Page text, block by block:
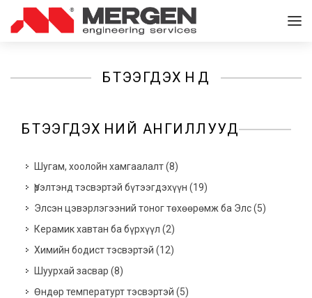
БҮТЭЭГДЭХҮҮНҮҮД
БҮТЭЭГДЭХҮҮНИЙ АНГИЛЛУУД
Шугам, хоолойн хамгаалалт(8)
Үрэлтэнд тэсвэртэй бүтээгдэхүүн (19)
Элсэн цэвэрлэгээний тоног төхөөрөмж ба Элс(5)
Керамик хавтан ба бүрхүүл (2)
Химийн бодист тэсвэртэй (12)
Шуурхай засвар (8)
Өндөр температурт тэсвэртэй (5)